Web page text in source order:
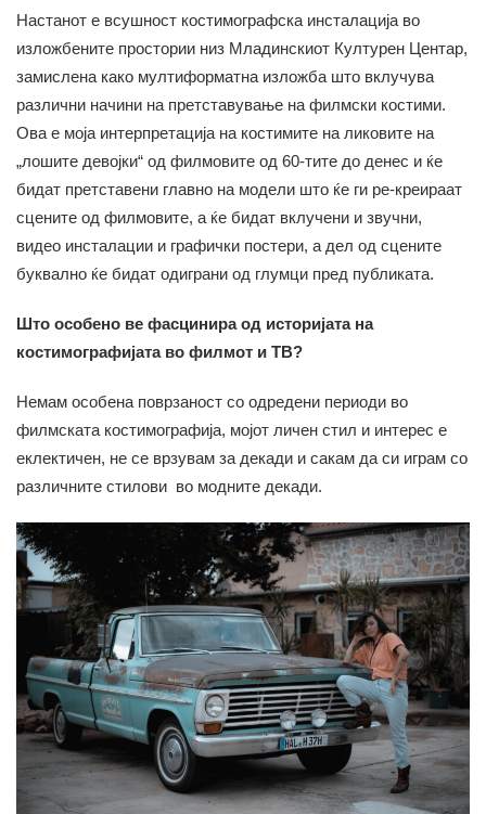
Настанот е всушност костимографска инсталација во
изложбените простории низ Младинскиот Културен Центар,
замислена како мултиформатна изложба што вклучува
различни начини на претставување на филмски костими.
Ова е моја интерпретација на костимите на ликовите на
„лошите девојки“ од филмовите од 60-тите до денес и ќе
бидат претставени главно на модели што ќе ги ре-креираат
сцените од филмовите, а ќе бидат вклучени и звучни,
видео инсталации и графички постери, а дел од сцените
буквално ќе бидат одиграни од глумци пред публиката.
Што особено ве фасцинира од историјата на
костимографијата во филмот и ТВ?
Немам особена поврзаност со одредени периоди во
филмската костимографија, мојот личен стил и интерес е
еклектичен, не се врзувам за декади и сакам да си играм со
различните стилови во модните декади.